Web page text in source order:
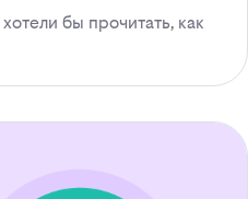
бы прочитать, как